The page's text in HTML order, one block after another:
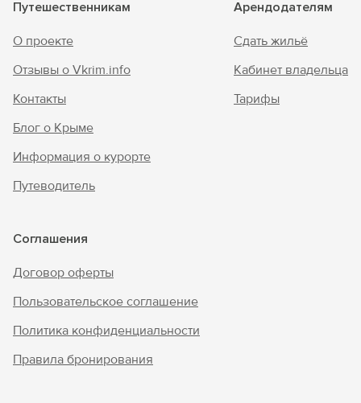
Путешественникам
О проекте
Отзывы о Vkrim.info
Контакты
Блог о Крыме
Информация о курорте
Путеводитель
Арендодателям
Сдать жильё
Кабинет владельца
Тарифы
Соглашения
Договор оферты
Пользовательское соглашение
Политика конфиденциальности
Правила бронирования